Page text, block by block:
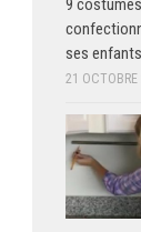
9
ses enfants
21